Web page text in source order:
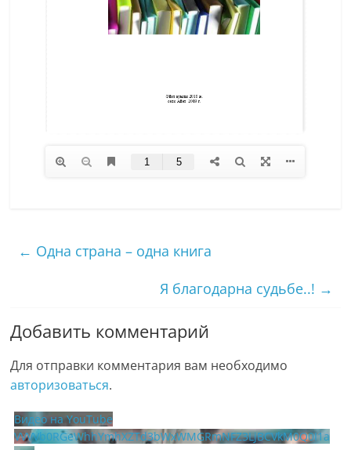
← Одна страна – одна книга
Я благодарна судьбе..! →
Добавить комментарий
Для отправки комментария вам необходимо
авторизоваться.
Видео на YouTube
VVVVb0RGeWhhYmhXZTd3bWxWMGRmNFZ3LjBCVkM0Q0I1a